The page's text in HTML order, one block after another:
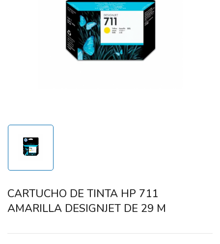
CARTUCHO DE TINTA HP 711
AMARILLA DESIGNJET DE 29 M